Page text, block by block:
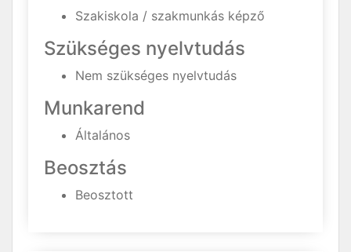
Szakiskola / szakmunkás képző
Szükséges nyelvtudás
Nem szükséges nyelvtudás
Munkarend
Általános
Beosztás
Beosztott